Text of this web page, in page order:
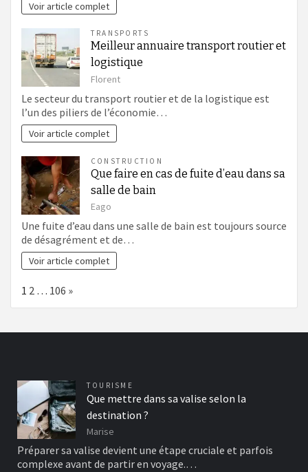
Voir article complet
TRANSPORTS
Meilleur annuaire transport routier et
logistique
Florent
Le secteur du transport routier et de la logistique est
l’un des piliers de l’économie…
Voir article complet
CONSTRUCTION
Que faire en cas de fuite d’eau dans sa
salle de bain
Eago
Une fuite d’eau dans une salle de bain est toujours source
de désagrément et de…
Voir article complet
Page:
1 2 … 106 Next
»
TOURISME
Que mettre dans sa valise selon la
destination ?
Marise
Préparer sa valise devient une étape cruciale et parfois
complexe avant de partir en voyage.…